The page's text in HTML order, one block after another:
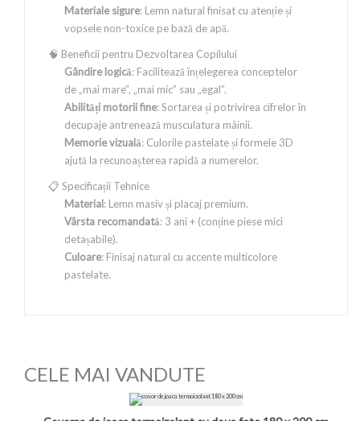
Materiale sigure: Lemn natural finisat cu atenție și
vopsele non-toxice pe bază de apă.
🧠 Beneficii pentru Dezvoltarea Copilului
Gândire logică: Facilitează înțelegerea conceptelor
de „mai mare”, „mai mic” sau „egal”.
Abilități motorii fine: Sortarea și potrivirea cifrelor în
decupaje antrenează musculatura mâinii.
Memorie vizuală: Culorile pastelate și formele 3D
ajută la recunoașterea rapidă a numerelor.
📋 Specificații Tehnice
Material: Lemn masiv și placaj premium.
Vârsta recomandată: 3 ani + (conține piese mici
detașabile).
Culoare: Finisaj natural cu accente multicolore
pastelate.
CELE MAI VANDUTE